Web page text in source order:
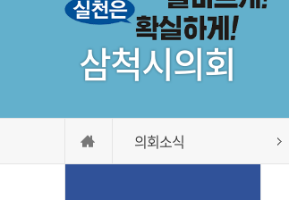
삼척시의회
의회소식